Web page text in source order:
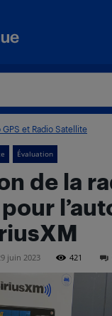
GPS et Radio Satellite
Évaluation
de la
juin 2023 421